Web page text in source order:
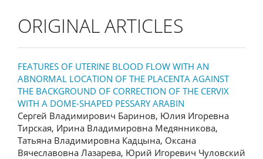
ORIGINAL ARTICLES
FEATURES OF UTERINE BLOOD FLOW WITH AN
ABNORMAL LOCATION OF THE PLACENTA AGAINST
THE BACKGROUND OF CORRECTION OF THE CERVIX
WITH A DOME-SHAPED PESSARY ARABIN
Сергей Владимирович Баринов, Юлия Игоревна
Тирская, Ирина Владимировна Медянникова,
Татьяна Владимировна Кадцына, Оксана
Вячеславовна Лазарева, Юрий Игоревич Чуловский